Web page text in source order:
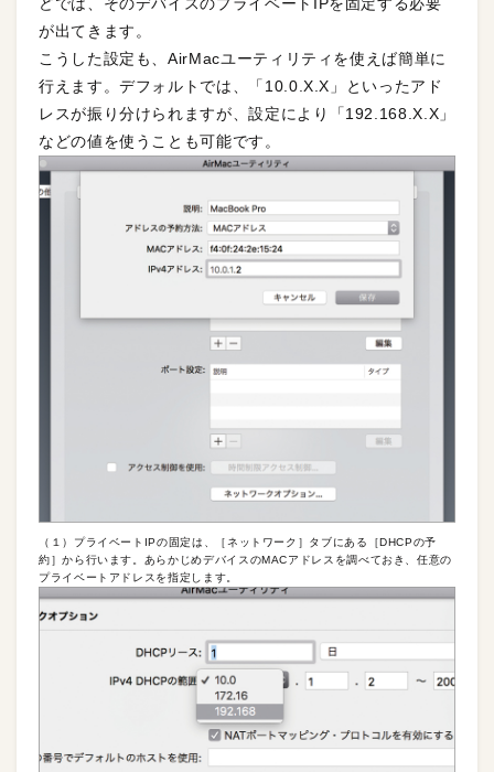
が出てきます。
こうした設定も、AirMacユーティリティを使えば簡単に
行えます。デフォルトでは、「10.0.X.X」といったアド
レスが振り分けられますが、設定により「192.168.X.X」
などの値を使うことも可能です。
（１）プライベートIPの固定は、［ネットワーク］タブにある［DHCPの予
約］から行います。あらかじめデバイスのMACアドレスを調べておき、任意の
プライベートアドレスを指定します。